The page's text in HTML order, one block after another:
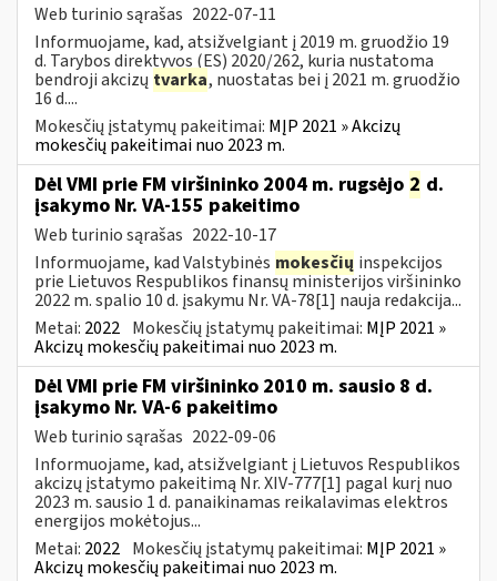
Web turinio sąrašas 2022-07-11
Informuojame, kad, atsižvelgiant į 2019 m. gruodžio 19
d. Tarybos direktyvos (ES) 2020/262, kuria nustatoma
bendroji akcizų tvarka, nuostatas bei į 2021 m. gruodžio
16 d....
Mokesčių įstatymų pakeitimai: MĮP 2021 » Akcizų
mokesčių pakeitimai nuo 2023 m.
Dėl VMI prie FM viršininko 2004 m. rugsėjo 2 d.
įsakymo Nr. VA-155 pakeitimo
Web turinio sąrašas 2022-10-17
Informuojame, kad Valstybinės mokesčių inspekcijos
prie Lietuvos Respublikos finansų ministerijos viršininko
2022 m. spalio 10 d. įsakymu Nr. VA-78[1] nauja redakcija...
Metai: 2022 Mokesčių įstatymų pakeitimai: MĮP 2021 »
Akcizų mokesčių pakeitimai nuo 2023 m.
Dėl VMI prie FM viršininko 2010 m. sausio 8 d.
įsakymo Nr. VA-6 pakeitimo
Web turinio sąrašas 2022-09-06
Informuojame, kad, atsižvelgiant į Lietuvos Respublikos
akcizų įstatymo pakeitimą Nr. XIV-777[1] pagal kurį nuo
2023 m. sausio 1 d. panaikinamas reikalavimas elektros
energijos mokėtojus...
Metai: 2022 Mokesčių įstatymų pakeitimai: MĮP 2021 »
Akcizų mokesčių pakeitimai nuo 2023 m.